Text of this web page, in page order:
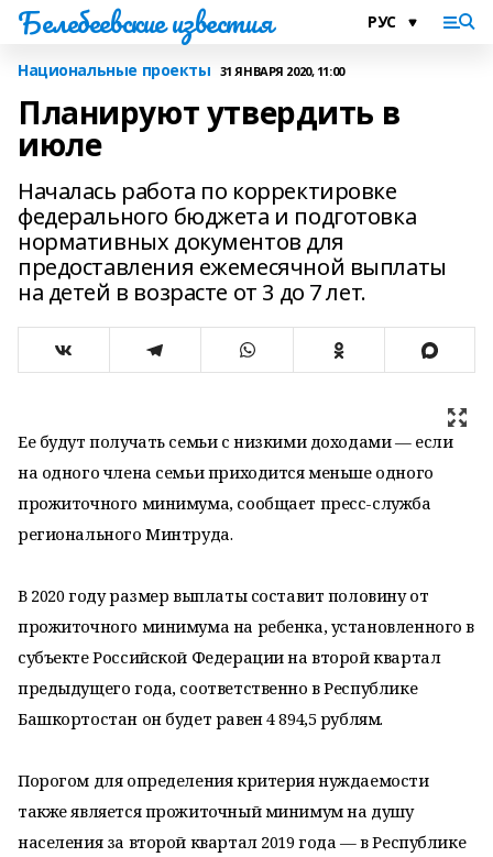
Белебеевские известия
Национальные проекты 31 ЯНВАРЯ 2020, 11:00
Планируют утвердить в
июле
Началась работа по корректировке
федерального бюджета и подготовка
нормативных документов для
предоставления ежемесячной выплаты
на детей в возрасте от 3 до 7 лет.
Ее будут получать семьи с низкими доходами — если
на одного члена семьи приходится меньше одного
прожиточного минимума, сообщает пресс-служба
регионального Минтруда.
В 2020 году размер выплаты составит половину от
прожиточного минимума на ребенка, установленного в
субъекте Российской Федерации на второй квартал
предыдущего года, соответственно в Республике
Башкортостан он будет равен 4 894,5 рублям.
Порогом для определения критерия нуждаемости
также является прожиточный минимум на душу
населения за второй квартал 2019 года — в Республике